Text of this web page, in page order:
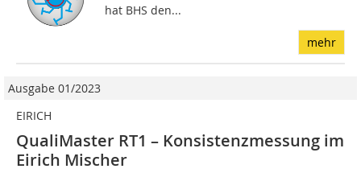
hat BHS den...
mehr
Ausgabe 01/2023
EIRICH
QualiMaster RT1 – Konsistenzmessung im
Eirich Mischer